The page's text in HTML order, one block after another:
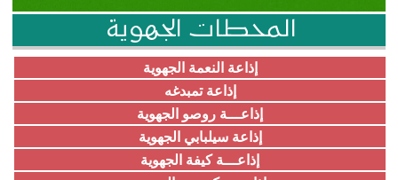
المحطات الجهوية
إذاعة النعمة الجهوية
إذاعة تمبدغه
إذاعـــة روصو الجهوية
إذاعة سيلبابي الجهوية
إذاعـــة كيفة الجهوية